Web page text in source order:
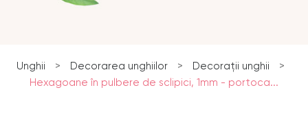
Unghii > Decorarea unghiilor > Decorații unghii
>
Hexagoane în pulbere de sclipici, 1mm - portoca...